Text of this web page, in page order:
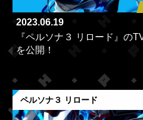
2023.06.19
『ペルソナ３ リロード』の
を公開！
ペルソナ３ リロード